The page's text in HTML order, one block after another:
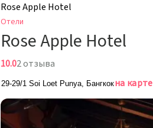
Rose Apple Hotel
Отели
Rose Apple Hotel
10.02 отзыва
29-29/1 Soi Loet Punya, Бангкокна карте